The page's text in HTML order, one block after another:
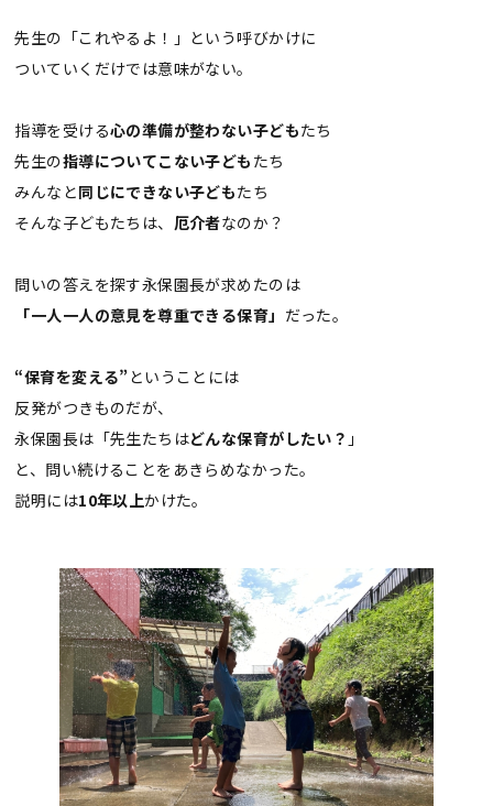
先生の「これやるよ！」という呼びかけに
ついていくだけでは意味がない。
指導を受ける心の準備が整わない子どもたち
先生の指導についてこない子ども たち
みんなと同じにできない子どもたち
そんな子どもたちは、 厄介者なのか？
問いの答えを探す永保園長が求めたのは
「一人一人の意見を尊重できる保育」 だった。
“保育を変える”ということには
反発がつきものだが、
永保園長は「先生たちはどんな保育がしたい？ 」
と、問い続けることをあきらめなかった。
説明には10年以上かけた。